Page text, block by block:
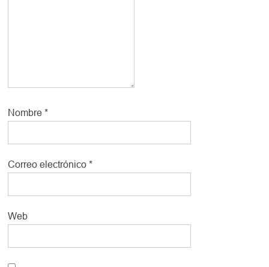
Nombre*
Correo electrónico*
Web